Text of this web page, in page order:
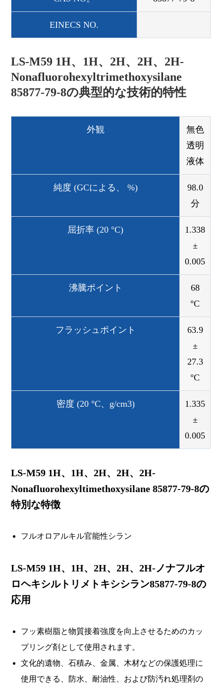
EINECS NO.
LS-M59 1H、1H、2H、2H、2H-
Nonafluorohexyltrimethoxysilane
85877-79-8の典型的な技術的特性
外観
無色
透明
液体
純度 (GCによる、 %)
98.0
分
屈折率 (20 °C)
1.338
±
0.005
沸騰ポイント
68
°C
フラッシュポイント
63.9
±
27.3
°C
密度 (20 °C、g/cm3)
1.335
±
0.005
LS-M59 1H、1H、2H、2H、2H-
Nonafluorohexyltimethoxysilane 85877-79-8の
特別な特徴
フルオロアルキル官能性シラン
LS-M59 1H、1H、2H、2H、2H-ノナフルオ
ロヘキシルトリメトキシシラン85877-79-8の
応用
フッ素樹脂と物質接着強度を向上させるためのカッ
プリング剤として使用されます。
文化的遺物、石積み、金属、木材などの保護処理に
使用できる、防水、耐油性、および防汚れ処理剤の